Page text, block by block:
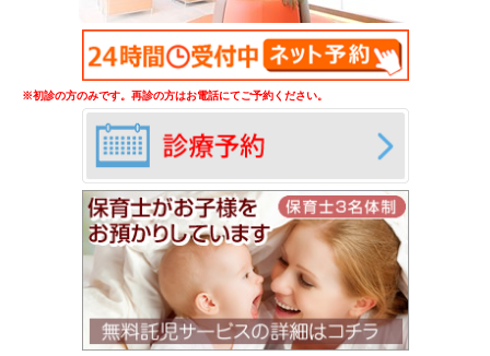
※初診の方のみです。再診の方はお電話にてご予約ください。